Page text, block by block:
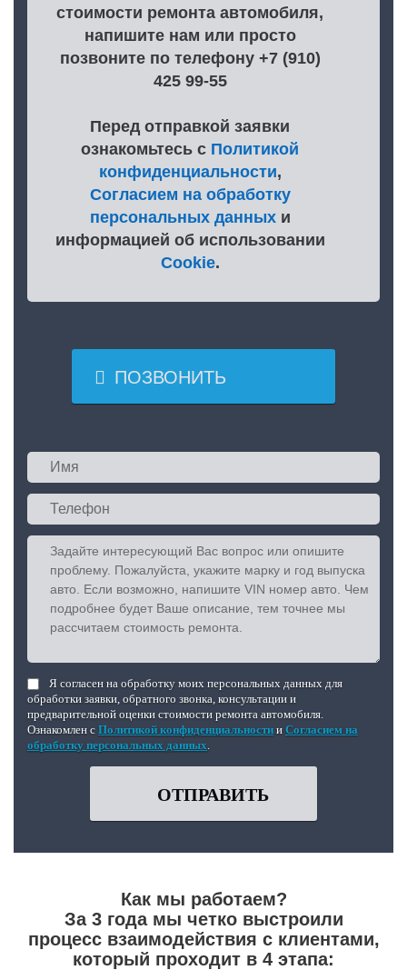
стоимости ремонта автомобиля,
напишите нам или просто
позвоните по телефону +7 (910)
425 99-55
Перед отправкой заявки
ознакомьтесь с Политикой
конфиденциальности,
Согласием на обработку
персональных данныхи
информацией об использовании
Cookie.
 ПОЗВОНИТЬ
Я согласен на обработку моих персональных данных для
обработки заявки, обратного звонка, консультации и
предварительной оценки стоимости ремонта автомобиля.
Ознакомлен с Политикой конфиденциальности и Согласием на
обработку персональных данных.
ОТПРАВИТЬ
Как мы работаем?
За 3 года мы четко выстроили
процесс взаимодействия с клиентами,
который проходит в 4 этапа: